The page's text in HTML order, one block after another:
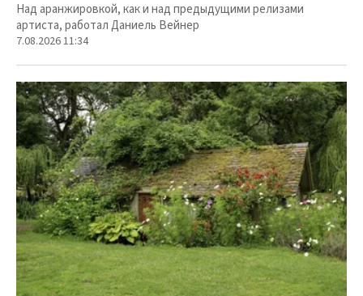
Над аранжировкой, как и над предыдущими релизами
артиста, работал Даниель Вейнер
7.08.2026 11:34